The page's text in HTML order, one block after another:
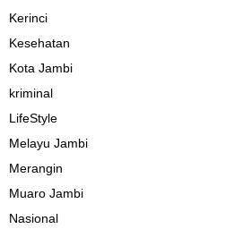
Kerinci
Kesehatan
Kota Jambi
kriminal
LifeStyle
Melayu Jambi
Merangin
Muaro Jambi
Nasional